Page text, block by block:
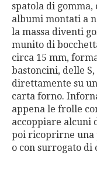
spatola di
albumi montati a
la massa diventi
munito di
circa 15 mm,
bastoncini, delle
direttamente su
carta forno.
appena le frolle
accoppiare alcuni
poi ricoprirne una
o con surrogato di